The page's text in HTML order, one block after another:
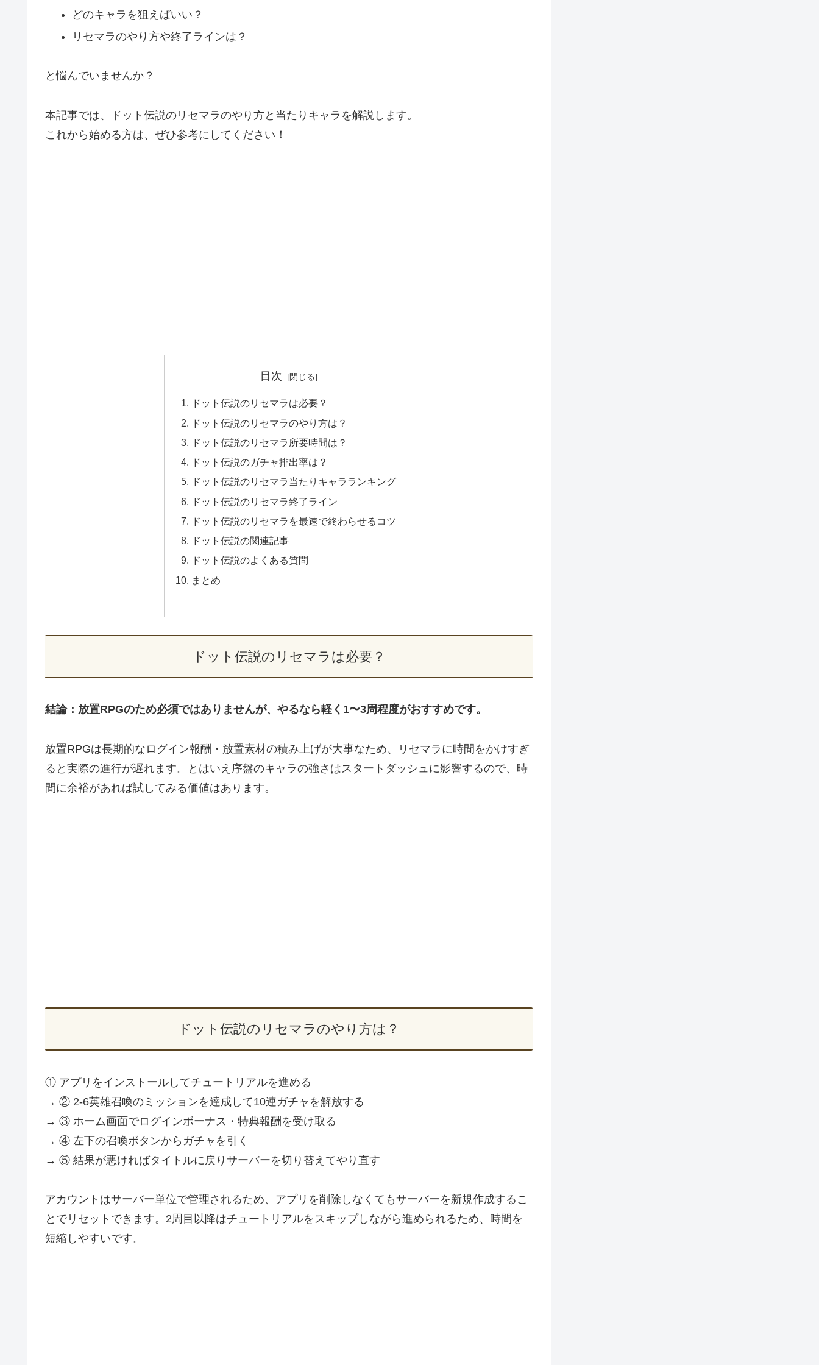
どのキャラを狙えばいい？
リセマラのやり方や終了ラインは？
と悩んでいませんか？
本記事では、ドット伝説のリセマラのやり方と当たりキャラを解説します。
これから始める方は、ぜひ参考にしてください！
目次
ドット伝説のリセマラは必要？
ドット伝説のリセマラのやり方は？
ドット伝説のリセマラ所要時間は？
ドット伝説のガチャ排出率は？
ドット伝説のリセマラ当たりキャラランキング
ドット伝説のリセマラ終了ライン
ドット伝説のリセマラを最速で終わらせるコツ
ドット伝説の関連記事
ドット伝説のよくある質問
まとめ
ドット伝説のリセマラは必要？
結論：放置RPGのため必須ではありませんが、やるなら軽く1〜3周程度がおすすめです。
放置RPGは長期的なログイン報酬・放置素材の積み上げが大事なため、リセマラに時間をかけすぎ
ると実際の進行が遅れます。とはいえ序盤のキャラの強さはスタートダッシュに影響するので、時
間に余裕があれば試してみる価値はあります。
ドット伝説のリセマラのやり方は？
① アプリをインストールしてチュートリアルを進める
→ ② 2-6英雄召喚のミッションを達成して10連ガチャを解放する
→ ③ ホーム画面でログインボーナス・特典報酬を受け取る
→ ④ 左下の召喚ボタンからガチャを引く
→ ⑤ 結果が悪ければタイトルに戻りサーバーを切り替えてやり直す
アカウントはサーバー単位で管理されるため、アプリを削除しなくてもサーバーを新規作成するこ
とでリセットできます。2周目以降はチュートリアルをスキップしながら進められるため、時間を
短縮しやすいです。